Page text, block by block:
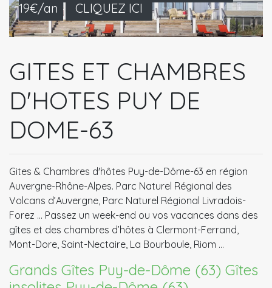
19€/an
CLIQUEZ ICI
GITES ET CHAMBRES
D'HOTES PUY DE
DOME-63
Gites & Chambres d'hôtes Puy-de-Dôme-63 en région
Auvergne-Rhône-Alpes. Parc Naturel Régional des
Volcans d’Auvergne, Parc Naturel Régional Livradois-
Forez ... Passez un week-end ou vos vacances dans des
gîtes et des chambres d’hôtes à Clermont-Ferrand,
Mont-Dore, Saint-Nectaire, La Bourboule, Riom …
Grands Gîtes Puy-de-Dôme (63) Gîtes